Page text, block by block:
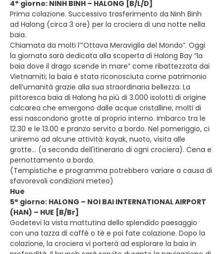
4° giorno: NINH BINH – HALONG [B/L/D]
Prima colazione. Successivo trasferimento da Ninh Binh
ad Halong (circa 3 ore) per la crociera di una notte nella
baia.
Chiamata da molti l’”Ottava Meraviglia del Mondo”. Oggi
la giornata sarà dedicata alla scoperta di Halong Bay “la
baia dove il drago scende in mare” come ribattezzata dai
Vietnamiti; la baia è stata riconosciuta come patrimonio
dell’umanità grazie alla sua straordinaria bellezza. La
pittoresca baia di Halong ha più di 3.000 isolotti di origine
calcarea che emergono dalle acque cristalline, molti di
essi nascondono grotte al proprio interno. Imbarco tra le
12.30 e le 13.00 e pranzo servito a bordo. Nel pomeriggio, ci
uniremo ad alcune attività: kayak, nuoto, visita alle
grotte... (a seconda dell'itinerario di ogni crociera). Cena e
pernottamento a bordo.
(Tempistiche e programma potrebbero variare a causa di
sfavorevoli condizioni meteo)
Hue
5° giorno: HALONG – NOI BAI INTERNATIONAL AIRPORT
(HAN) – HUE [B/Br]
Godetevi la vista mattutina dello splendido paesaggio
con una tazza di caffè o tè e poi fate colazione. Dopo la
colazione, la crociera vi porterà ad esplorare la baia in